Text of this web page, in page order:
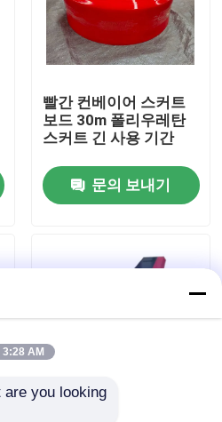
빨간 컨베이어 스커트
보드 30m 폴리우레탄
스커트 긴 사용 기간
문의 보내기
3:28 AM
are you looking